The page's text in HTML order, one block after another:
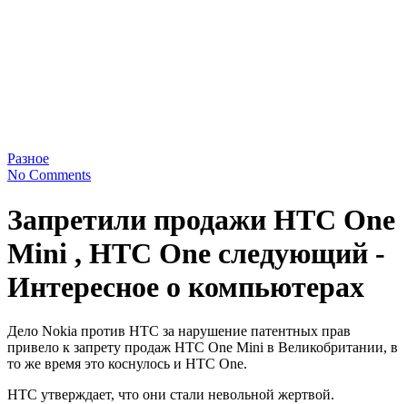
Разное
No Comments
Запретили продажи HTC One
Mini , HTC One следующий -
Интересное о компьютерах
Дело Nokia против HTC за нарушение патентных прав
привело к запрету продаж HTC One Mini в Великобритании, в
то же время это коснулось и HTC One.
HTC утверждает, что они стали невольной жертвой.